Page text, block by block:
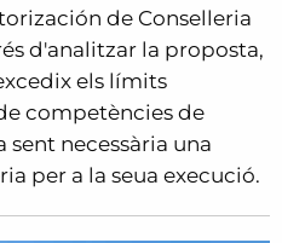
de Conselleria
d'analitzar la proposta,
els límits
competències de
necessària una
per a la seua execució.